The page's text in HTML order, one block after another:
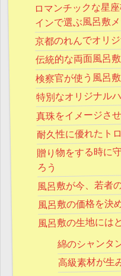
ロマンチックな星
インで選ぶ風呂敷
京都のれんでオリ
伝統的な両面風呂
検察官が使う風呂
特別なオリジナル
真珠をイメージさ
耐久性に優れたト
贈り物をする時に
ろう
風呂敷が今、若者
風呂敷の価格を決
風呂敷の生地には
綿のシャンタ
高級素材が生